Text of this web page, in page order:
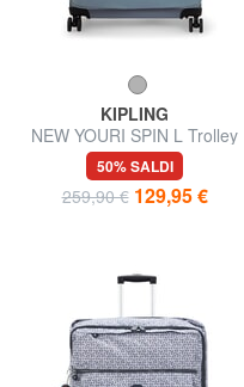
KIPLING
NEW YOURI SPIN L Trolley
misura grande
50% SALDI
259,90 € 129,95 €